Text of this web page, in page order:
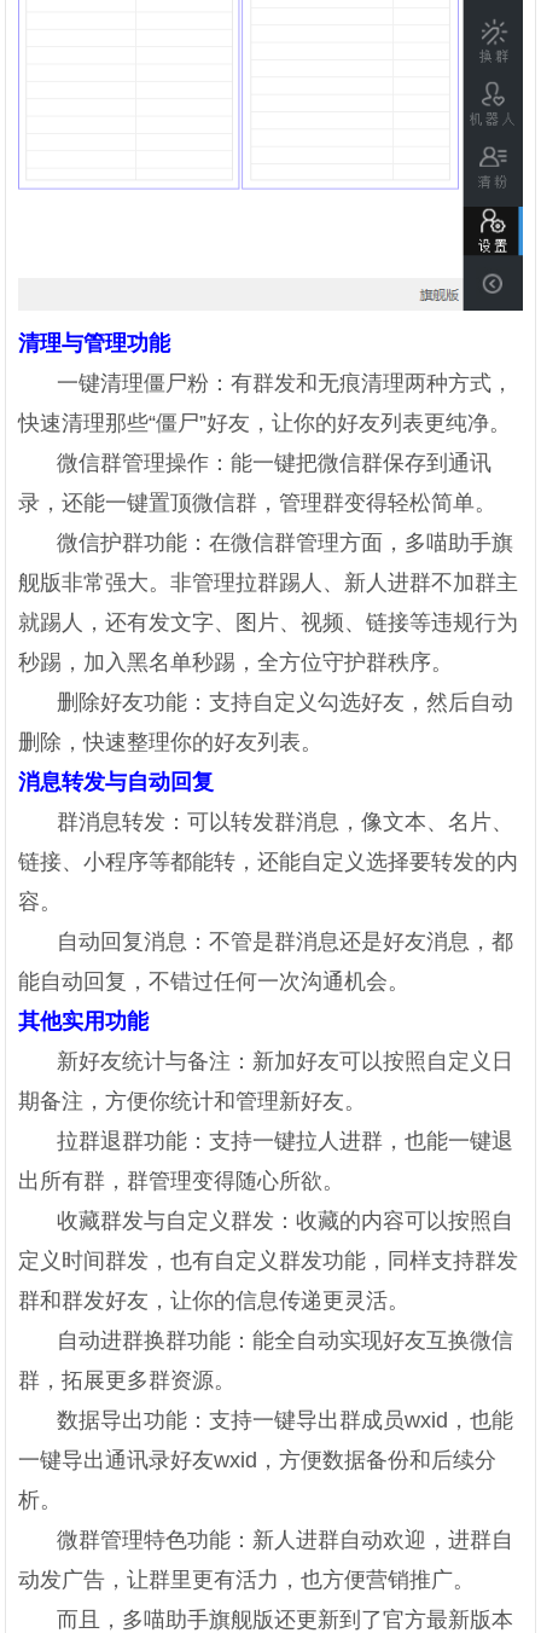
清理与管理功能
一键清理僵尸粉：有群发和无痕清理两种方式，
快速清理那些“僵尸”好友，让你的好友列表更纯净。
微信群管理操作：能一键把微信群保存到通讯
录，还能一键置顶微信群，管理群变得轻松简单。
微信护群功能：在微信群管理方面，多喵助手旗
舰版非常强大。非管理拉群踢人、新人进群不加群主
就踢人，还有发文字、图片、视频、链接等违规行为
秒踢，加入黑名单秒踢，全方位守护群秩序。
删除好友功能：支持自定义勾选好友，然后自动
删除，快速整理你的好友列表。
消息转发与自动回复
群消息转发：可以转发群消息，像文本、名片、
链接、小程序等都能转，还能自定义选择要转发的内
容。
自动回复消息：不管是群消息还是好友消息，都
能自动回复，不错过任何一次沟通机会。
其他实用功能
新好友统计与备注：新加好友可以按照自定义日
期备注，方便你统计和管理新好友。
拉群退群功能：支持一键拉人进群，也能一键退
出所有群，群管理变得随心所欲。
收藏群发与自定义群发：收藏的内容可以按照自
定义时间群发，也有自定义群发功能，同样支持群发
群和群发好友，让你的信息传递更灵活。
自动进群换群功能：能全自动实现好友互换微信
群，拓展更多群资源。
数据导出功能：支持一键导出群成员wxid，也能
一键导出通讯录好友wxid，方便数据备份和后续分
析。
微群管理特色功能：新人进群自动欢迎，进群自
动发广告，让群里更有活力，也方便营销推广。
而且，多喵助手旗舰版还更新到了官方最新版本